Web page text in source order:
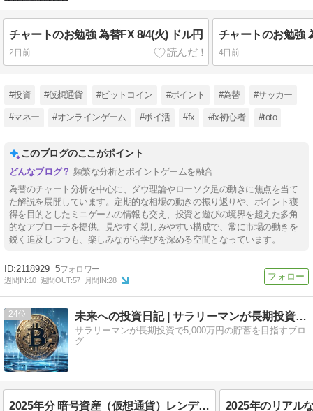
チャートのお勉強 為替FX 8/4(火) ドル円
2日前
チャートのお勉強
4日前
#投資 #仮想通貨 #ビットコイン #ポイント #為替 #サッカー
#マネー #オンラインゲーム #ポイ活 #fx #fx初心者 #toto
このブログのここがポイント
頻繁な分析とポイントゲームを融合
為替のチャート分析を中心に、ダウ理論やローソク足の動きに焦点を当て
た解説を展開しています。定期的な相場の動きの振り返りや、ポイント獲
得を目的としたミニゲームの情報も交え、投資と遊びの境界を超えた多角
的なアプローチを提供。見やすく親しみやすい構成で、常に市場の動きを
鋭く追及しつつも、楽しみながら学びを深める空間となっています。
2118929 5
週間IN:10 週間OUT:57 月間IN:28
24 未来への投資日記 | サラリーマンが長期投資で5,000万…
サラリーマンが長期投資で5,000万円の貯蓄を目指すブロ
グ
2025年分 暗号資産（仮想通貨）レンディングサービスの確定申告